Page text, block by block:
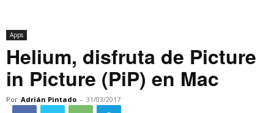
Apps
Helium, disfruta de Picture
in Picture (PiP) en Mac
Por Adrián Pintado - 31/03/2017